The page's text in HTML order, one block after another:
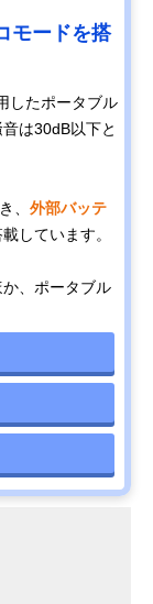
モードを搭
したポータブル
は30dB以下と
、 外部バッテ
しています。
、ポータブル